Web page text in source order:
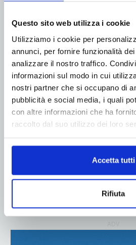
Questo sito web utilizza i cookie
Utilizziamo i cookie per
annunci, per fornire funzionalità
analizzare il nostro traffico.
informazioni sul modo in cui
nostri partner che si occupano di
pubblicità e social media, i quali
con altre informazioni che ha
raccolto dal suo utilizzo dei loro
Accetta tutti
Rifiuta
ADV